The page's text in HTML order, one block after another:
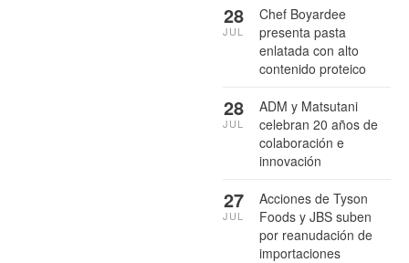
Chef Boyardee
presenta pasta
enlatada con alto
contenido proteico
28
JUL
ADM y Matsutani
celebran 20 años de
colaboración e
innovación
28
JUL
Acciones de Tyson
Foods y JBS suben
por reanudación de
importaciones
27
JUL